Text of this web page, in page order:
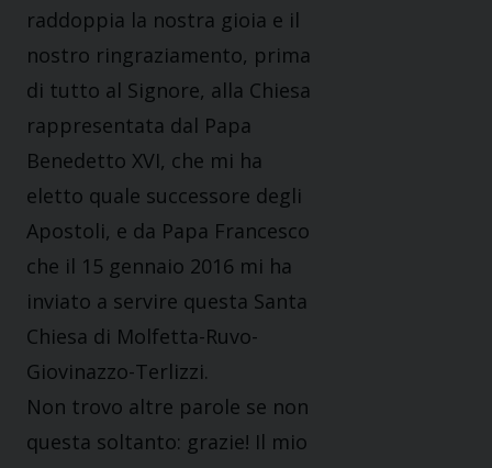
raddoppia la nostra gioia e il
nostro ringraziamento, prima
di tutto al Signore, alla Chiesa
rappresentata dal Papa
Benedetto XVI, che mi ha
eletto quale successore degli
Apostoli, e da Papa Francesco
che il 15 gennaio 2016 mi ha
inviato a servire questa Santa
Chiesa di Molfetta-Ruvo-
Giovinazzo-Terlizzi.
Non trovo altre parole se non
questa soltanto: grazie! Il mio